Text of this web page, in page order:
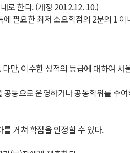
로 한다. (개정 2012.12. 10.)
필요한 최저 소요학점의 2분의 1
만, 이수한 성적의 등급에 대하여 서
동으로 운영하거나 공동학위를 수
거쳐 학점을 인정할 수 있다.